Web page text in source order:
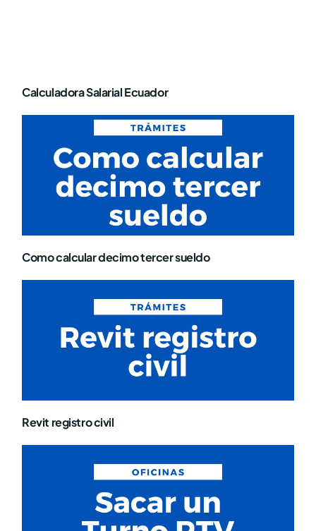
Calculadora Salarial Ecuador
Como calcular decimo tercer sueldo
Revit registro civil